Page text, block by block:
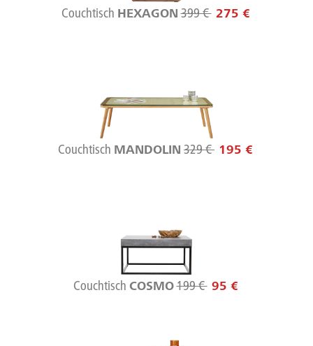
Couchtisch HEXAGON 399 € 275 €
Couchtisch MANDOLIN 329 € 195 €
Couchtisch COSMO199 € 95 €